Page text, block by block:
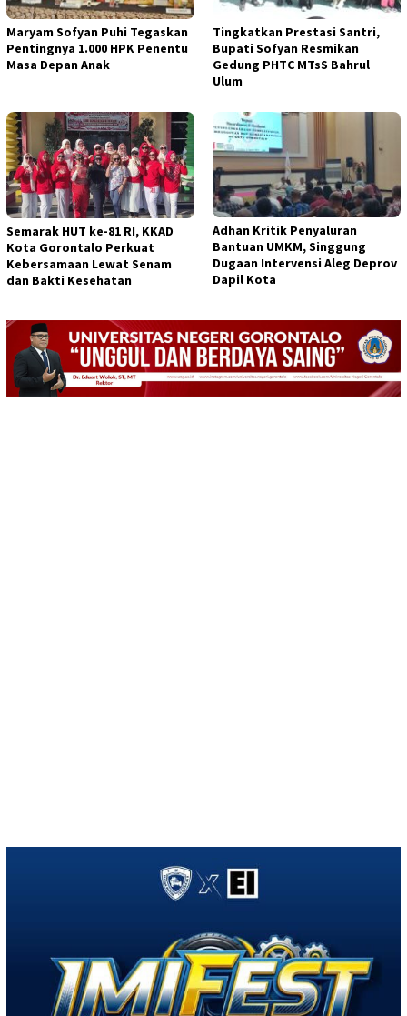
Maryam Sofyan Puhi Tegaskan
Pentingnya 1.000 HPK Penentu
Masa Depan Anak
Tingkatkan Prestasi Santri,
Bupati Sofyan Resmikan
Gedung PHTC MTsS Bahrul
Ulum
Semarak HUT ke-81 RI, KKAD
Kota Gorontalo Perkuat
Kebersamaan Lewat Senam
dan Bakti Kesehatan
Adhan Kritik Penyaluran
Bantuan UMKM, Singgung
Dugaan Intervensi Aleg Deprov
Dapil Kota